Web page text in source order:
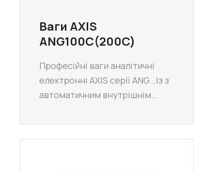
Ваги AXIS
ANG100C(200C)
Професійні ваги аналітичні
електронні AXIS серії ANG…Із з
автоматичним внутрішнім…